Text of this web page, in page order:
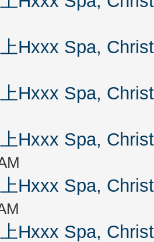
Hxxx Spa,
Hxxx Spa,
Hxxx Spa,
Hxxx Spa,
Hxxx Spa,